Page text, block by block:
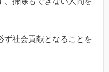
ず社会貢献となることを